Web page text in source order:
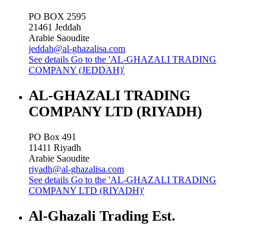
PO BOX 2595
21461 Jeddah
Arabie Saoudite
jeddah@al-ghazalisa.com
See details Go to the 'AL-GHAZALI TRADING
COMPANY (JEDDAH)'
AL-GHAZALI TRADING
COMPANY LTD (RIYADH)
PO Box 491
11411 Riyadh
Arabie Saoudite
riyadh@al-ghazalisa.com
See details Go to the 'AL-GHAZALI TRADING
COMPANY LTD (RIYADH)'
Al-Ghazali Trading Est.